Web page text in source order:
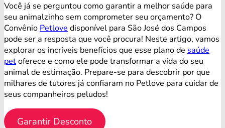
Você já se perguntou como garantir a melhor saúde para
seu animalzinho sem comprometer seu orçamento? O
Convênio Petlove disponível para São José dos Campos
pode ser a resposta que você procura! Neste artigo, vamos
explorar os incríveis benefícios que esse plano de saúde
petoferece e como ele pode transformar a vida do seu
animal de estimação. Prepare-se para descobrir por que
milhares de tutores já confiaram no Petlove para cuidar de
seus companheiros peludos!
Garantir Desconto